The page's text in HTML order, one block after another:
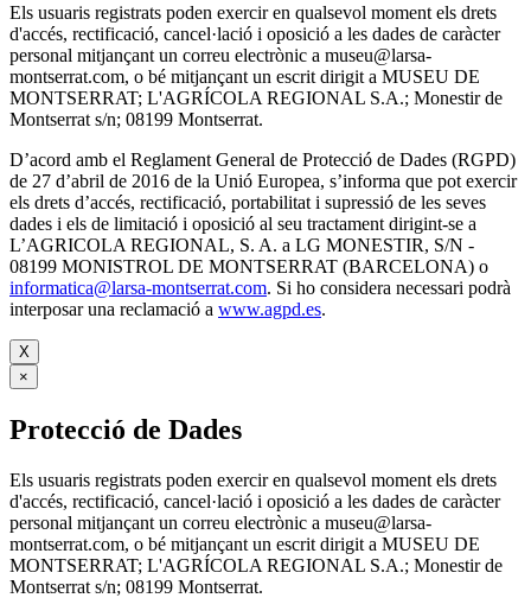
Els usuaris registrats poden exercir en qualsevol moment els drets
d'accés, rectificació, cancel·lació i oposició a les dades de caràcter
personal mitjançant un correu electrònic a museu@larsa-
montserrat.com, o bé mitjançant un escrit dirigit a MUSEU DE
MONTSERRAT; L'AGRÍCOLA REGIONAL S.A.; Monestir de
Montserrat s/n; 08199 Montserrat.
D’acord amb el Reglament General de Protecció de Dades (RGPD)
de 27 d’abril de 2016 de la Unió Europea, s’informa que pot exercir
els drets d’accés, rectificació, portabilitat i supressió de les seves
dades i els de limitació i oposició al seu tractament dirigint-se a
L’AGRICOLA REGIONAL, S. A. a LG MONESTIR, S/N -
08199 MONISTROL DE MONTSERRAT (BARCELONA) o
informatica@larsa-montserrat.com. Si ho considera necessari podrà
interposar una reclamació a www.agpd.es.
X
×
Protecció de Dades
Els usuaris registrats poden exercir en qualsevol moment els drets
d'accés, rectificació, cancel·lació i oposició a les dades de caràcter
personal mitjançant un correu electrònic a museu@larsa-
montserrat.com, o bé mitjançant un escrit dirigit a MUSEU DE
MONTSERRAT; L'AGRÍCOLA REGIONAL S.A.; Monestir de
Montserrat s/n; 08199 Montserrat.